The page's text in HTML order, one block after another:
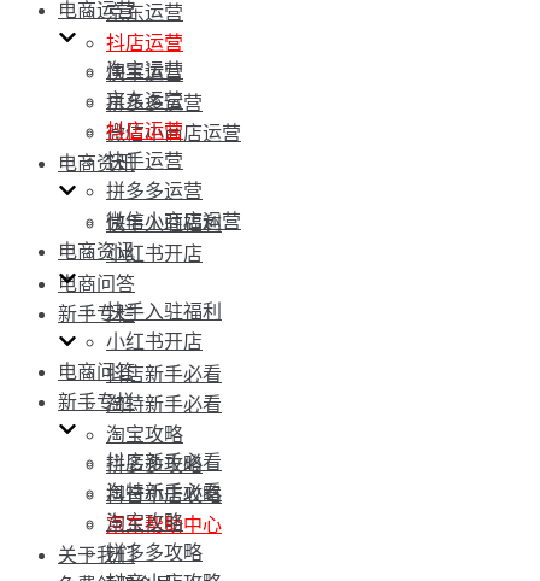
京东运营
抖店运营
快手运营
拼多多运营
微信小商店运营
电商资讯
快手入驻福利
小红书开店
电商问答
新手专栏
抖店新手必看
淘特新手必看
淘宝攻略
拼多多攻略
抖音小店攻略
京东帮助中心
关于我们
电商运营
淘宝运营
京东运营
抖店运营
快手运营
拼多多运营
微信小商店运营
电商资讯
快手入驻福利
小红书开店
电商问答
新手专栏
抖店新手必看
淘特新手必看
淘宝攻略
拼多多攻略